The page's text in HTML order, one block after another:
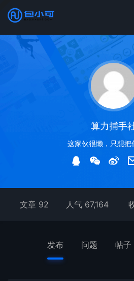
算力捕手
这家伙很懒，只想把
文章 92 人气 67,164
发布 问题 帖子